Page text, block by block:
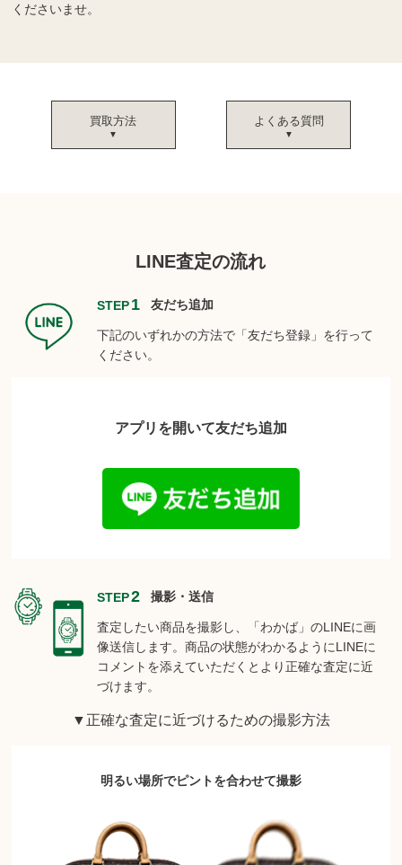
くださいませ。
買取方法 よくある質問
LINE査定の流れ
STEP1 友だち追加
下記のいずれかの方法で「友だち登録」を行って
ください。
アプリを開いて友だち追加
STEP2 撮影・送信
査定したい商品を撮影し、「わかば」のLINEに画
像送信します。商品の状態がわかるようにLINEに
コメントを添えていただくとより正確な査定に近
づけます。
▼正確な査定に近づけるための撮影方法
明るい場所でピントを合わせて撮影